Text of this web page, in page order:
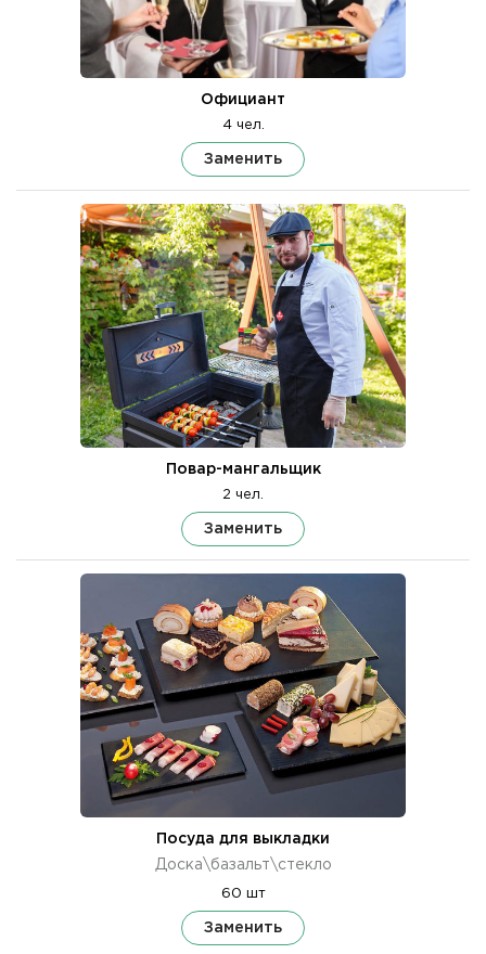
Официант
4 чел.
Заменить
Повар-мангальщик
2 чел.
Заменить
Посуда для выкладки
Доска\базальт\стекло
60 шт
Заменить